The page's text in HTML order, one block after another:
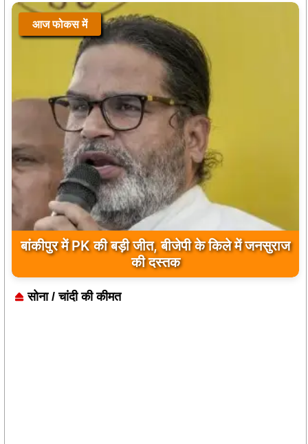
आज फोकस में
बांकीपुर में PK की बड़ी जीत, बीजेपी के किले में जनसुराज
की दस्तक
सोना / चांदी की कीमत